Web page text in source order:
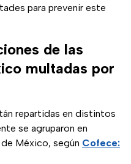
para prevenir este
de las
multadas por
repartidas en distintos
se agruparon en
México, según Cofece: